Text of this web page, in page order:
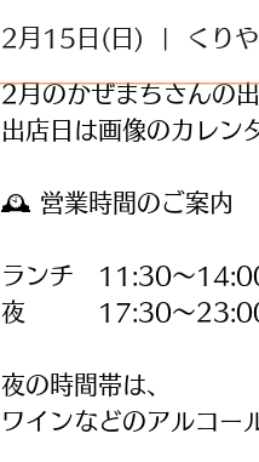
2月15日(日) くりや
2月のかぜまちさんの出
出店日は画像のカレン
🕰 営業時間のご案内
ランチ 11:30〜
夜 17:30〜
夜の時間帯は、
ワインなどのアルコー